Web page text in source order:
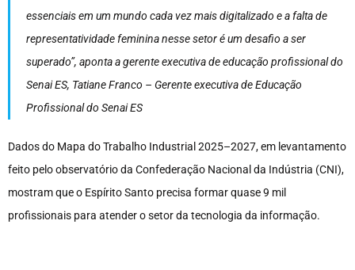
essenciais em um mundo cada vez mais digitalizado e a falta de
representatividade feminina nesse setor é um desafio a ser
superado”, aponta a gerente executiva de educação profissional do
Senai ES, Tatiane Franco – Gerente executiva de Educação
Profissional do Senai ES
Dados do Mapa do Trabalho Industrial 2025–2027, em levantamento
feito pelo observatório da Confederação Nacional da Indústria (CNI),
mostram que o Espírito Santo precisa formar quase 9 mil
profissionais para atender o setor da tecnologia da informação.